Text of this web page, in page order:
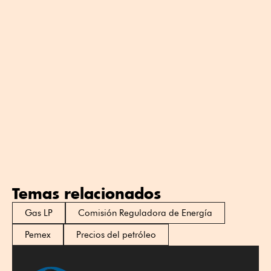
Temas relacionados
Gas LP
Comisión Reguladora de Energía
Pemex
Precios del petróleo